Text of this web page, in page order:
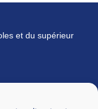
et du supérieur